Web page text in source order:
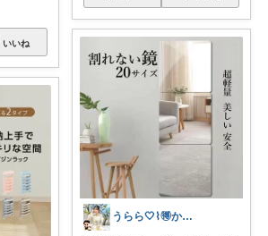
いいね
うらら🤍⌇🉐かわいい暮らし